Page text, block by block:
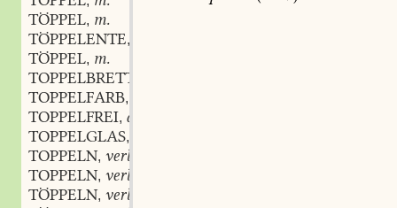
TÖPPEL, m.
TÖPPELENTE,
TÖPPEL, m.
TOPPELBRETT
TOPPELFARB,
TOPPELFREI, adj.
TOPPELGLAS,
TOPPELN, verb
TOPPELN, verb.
TÖPPELN, verb.